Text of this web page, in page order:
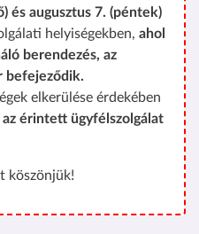
és augusztus 7. (péntek)
helyiségekben, ahol
berendezés, az
befejeződik.
elkerülése érdekében
érintett ügyfélszolgálat
köszönjük!